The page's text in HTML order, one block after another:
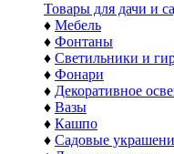
Товары для дачи и
♦ Мебель
♦ Фонтаны
♦ Светильники и
♦ Фонари
♦ Декоративное
♦ Вазы
♦ Кашпо
♦ Садовые